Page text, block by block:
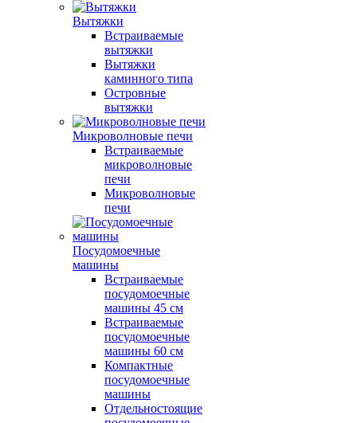
Вытяжки
Встраиваемые
вытяжки
Вытяжки
каминного типа
Островные
вытяжки
Микроволновые печи
Встраиваемые
микроволновые
печи
Микроволновые
печи
Посудомоечные
машины
Встраиваемые
посудомоечные
машины 45 см
Встраиваемые
посудомоечные
машины 60 см
Компактные
посудомоечные
машины
Отдельностоящие